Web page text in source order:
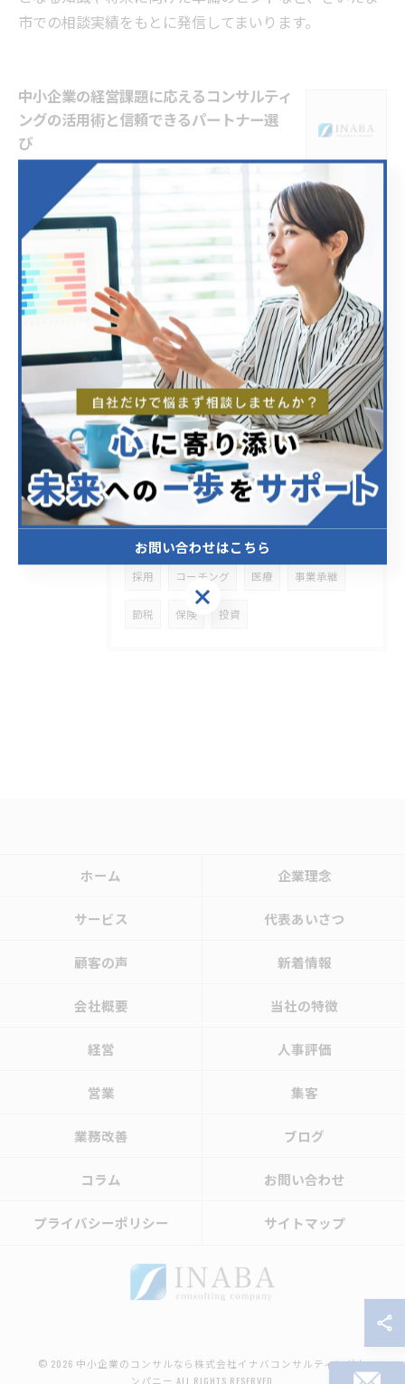
市での相談実績をもとに発信してまいります。
中小企業の経営課題に応えるコンサルティ
ングの活用術と信頼できるパートナー選
び
2026/01/21
最近の投稿 Recent Posts
2026/01/21
中小企業の経営課題に応えるコンサルティングの活用術と信頼できるパートナー選び
タグ Tags
確定拠出年金 中小企業 コンサル
研修 マーケティング
採用 コーチング 医療 事業承継
節税 保険 投資
ホーム 企業理念
サービス 代表あいさつ
顧客の声 新着情報
会社概要 当社の特徴
経営 人事評価
営業 集客
業務改善 ブログ
コラム お問い合わせ
プライバシーポリシー サイトマップ
© 2026 中小企業のコンサルなら株式会社イナバコンサルティングカ
ンパニー ALL RIGHTS RESERVED.
お問い合わせはこちら
お問い合わせはこちら